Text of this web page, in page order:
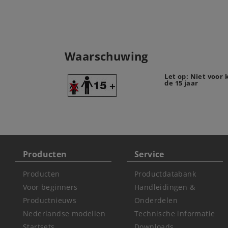
Waarschuwing
Let op: Niet voor
de 15 jaar
Producten
Producten
Voor beginners
Productnieuws
Nederlandse modellen
Service
Productdatabank
Handleidingen &
Onderdelen
Technische informatie